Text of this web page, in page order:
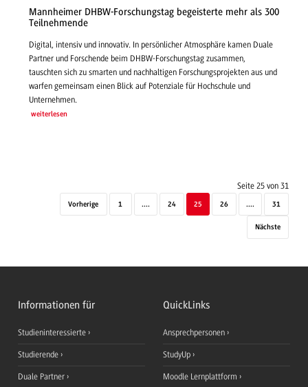
Mannheimer DHBW-Forschungstag begeisterte mehr als 300
Teilnehmende
Digital, intensiv und innovativ. In persönlicher Atmosphäre kamen Duale
Partner und Forschende beim DHBW-Forschungstag zusammen,
tauschten sich zu smarten und nachhaltigen Forschungsprojekten aus und
warfen gemeinsam einen Blick auf Potenziale für Hochschule und
Unternehmen.
weiterlesen
Seite 25 von 31
Vorherige 1 .... 24 25 26 .... 31
Nächste
Informationen für
Studieninteressierte
Studierende
Duale Partner
QuickLinks
Ansprechpersonen
StudyUp
Moodle Lernplattform